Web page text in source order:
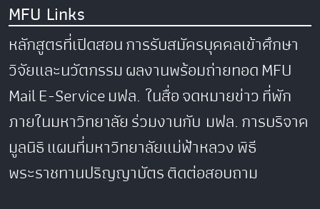
MFU Links
หลักสูตรที่เปิดสอนการรับสมัครบุคคลเข้าศึกษา
วิจัยและนวัตกรรมผลงานพร้อมถ่ายทอดMFU
MailE-Serviceมฟล. ในสื่อจดหมายข่าวที่พัก
ภายในมหาวิทยาลัยร่วมงานกับ มฟล.การบริจาค
มูลนิธิแผนที่มหาวิทยาลัยแม่ฟ้าหลวงพิธี
พระราชทานปริญญาบัตรติดต่อสอบถาม